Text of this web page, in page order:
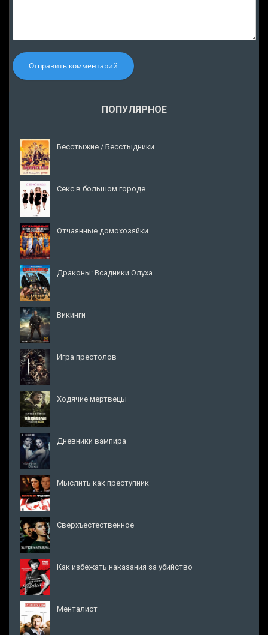
Отправить комментарий
ПОПУЛЯРНОЕ
Бесстыжие / Бесстыдники
Секс в большом городе
Отчаянные домохозяйки
Драконы: Всадники Олуха
Викинги
Игра престолов
Ходячие мертвецы
Дневники вампира
Мыслить как преступник
Сверхъестественное
Как избежать наказания за убийство
Менталист